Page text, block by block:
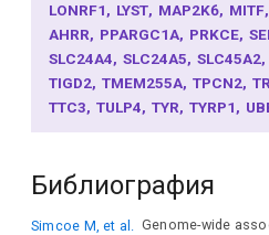
LONRF1 LYST MAP2K6 MITF
AHRR PPARGC1A PRKCE
SLC24A4 SLC24A5 SLC45A2
TIGD2 TMEM255A TPCN2
TTC3 TULP4 TYR TYRP1
ZBTB10
Библиография
Simcoe M, et al.
Genome-wide